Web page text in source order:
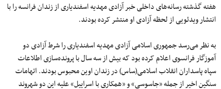
هفته گذشته رسانه‌های داخلی خبر آزادی مهدیه اسفندیاری از زندان فرانسه را با
انتشار ویدئویی از لحظه آزادی او منتشر کرده بودند.
به نظر می‌رسد جمهوری اسلامی آزادی مهدیه اسفندیاری را شرط آزادی دو
آموزگار فرانسوی اعلام کرده بود که بیش از سه سال با پرونده‌سازی اطلاعات
سپاه پاسداران انقلاب اسلامی(ساس) در زندان اوین محبوس بودند. اتهامات
سنگین اخیر از جمله «جاسوسی» و «همکاری با اسراییل» علیه این دو شهروند